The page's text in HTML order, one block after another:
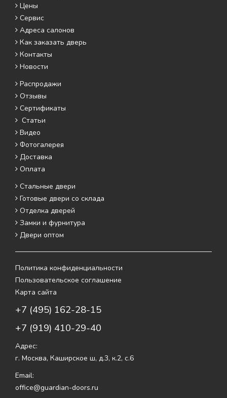
Цены
Сервис
Адреса салонов
Как заказать дверь
Контакты
Новости
Распродажи
Отзывы
Сертификаты
Статьи
Видео
Фотогалерея
Доставка
Оплата
Стальные двери
Готовые двери со склада
Отделка дверей
Замки и фурнитура
Двери оптом
Политика конфиденциальности
Пользовательское соглашение
Карта сайта
+7 (495) 162-28-15
+7 (919) 410-29-40
Адрес:
г. Москва, Каширское ш, д.3, к.2, с.6
Email:
office@guardian-doors.ru